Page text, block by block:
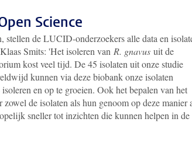
Science
stellen de LUCID-onderzoekers alle data en
Smits: 'Het isoleren van R. gnavus uit de
kost veel tijd. De 45 isolaten uit onze studie
kunnen via deze biobank onze isolaten
en op te groeien. Ook het bepalen van het
de isolaten als hun genoom op deze manier
sneller tot inzichten die kunnen helpen in de